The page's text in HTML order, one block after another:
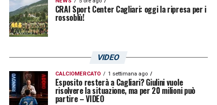
CRAI Sport Center Cagliari: oggi la ripresa per i
rossoblù!
VIDEO
CALCIOMERCATO 1 settimana ago
Esposito resterà a Cagliari? Giulini vuole
risolvere la situazione, ma per 20 milioni può
partire – VIDEO